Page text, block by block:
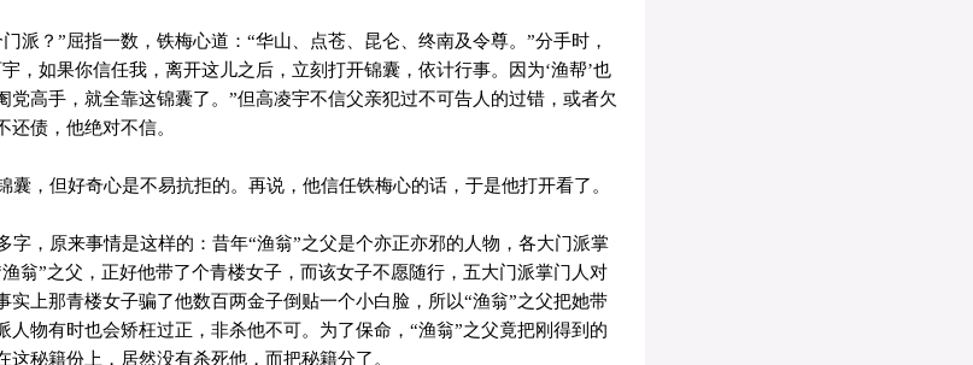
派？”屈指一数，铁梅心道：“华山、点苍、昆仑、终南及令尊。”分手时，
，如果你信任我，离开这儿之后，立刻打开锦囊，依计行事。因为‘渔帮’也
党高手，就全靠这锦囊了。”但高凌宇不信父亲犯过不可告人的过错，或者欠
债，他绝对不信。
，但好奇心是不易抗拒的。再说，他信任铁梅心的话，于是他打开看了。
，原来事情是这样的：昔年“渔翁”之父是个亦正亦邪的人物，各大门派掌
翁”之父，正好他带了个青楼女子，而该女子不愿随行，五大门派掌门人对
实上那青楼女子骗了他数百两金子倒贴一个小白脸，所以“渔翁”之父把她带
人物有时也会矫枉过正，非杀他不可。为了保命，“渔翁”之父竟把刚得到的
秘籍份上，居然没有杀死他，而把秘籍分了。